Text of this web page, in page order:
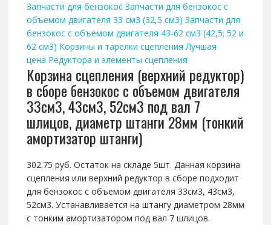
Запчасти для бензокос Запчасти для бензокос с
объемом двигателя 33 см3 (32,5 см3) Запчасти для
бензокос с объемом двигателя 43-62 см3 (42,5; 52 и
62 см3) Корзины и тарелки сцепления Лучшая
цена Редуктора и элементы сцепления
Корзина сцепления (верхний редуктор)
в сборе бензокос с объемом двигателя
33см3, 43см3, 52см3 под вал 7
шлицов, диаметр штанги 28мм (тонкий
амортизатор штанги)
302.75 руб. Остаток на складе 5шт. Данная корзина
сцепления или верхний редуктор в сборе подходит
для бензокос с объемом двигателя 33см3, 43см3,
52см3. Устанавливается на штангу диаметром 28мм
с тонким амортизатором под вал 7 шлицов.